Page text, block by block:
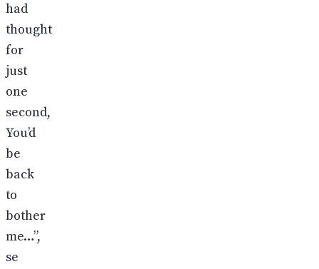
had
thought
for
just
one
second,
You’d
be
back
to
bother
me…”,
se